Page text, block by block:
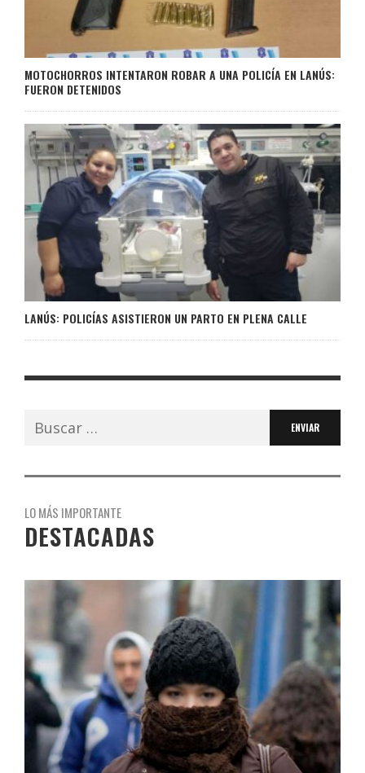
MOTOCHORROS INTENTARON ROBAR A UNA POLICÍA EN LANÚS:
FUERON DETENIDOS
LANÚS: POLICÍAS ASISTIERON UN PARTO EN PLENA CALLE
Buscar:
LO MÁS IMPORTANTE
DESTACADAS